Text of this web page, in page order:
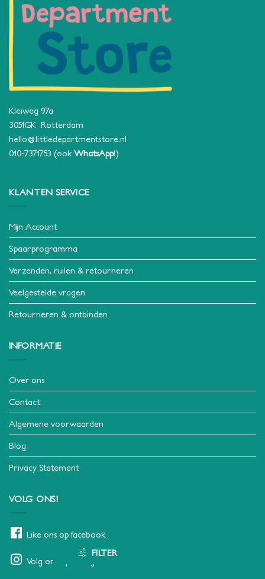
FILTER
Kleiweg 97a
3051GK Rotterdam
hello@littledepartmentstore.nl
010-7371753 (ook WhatsApp!)
KLANTEN SERVICE
Mijn Account
Spaarprogramma
Verzenden, ruilen & retourneren
Veelgestelde vragen
Retourneren & ontbinden
INFORMATIE
Over ons
Contact
Algemene voorwaarden
Blog
Privacy Statement
VOLG ONS!
Like ons op facebook
Volg ons op instagram